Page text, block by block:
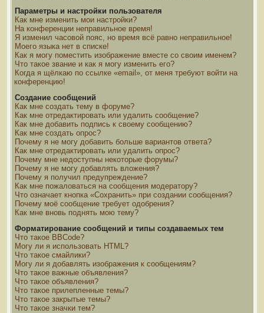
Параметры и настройки пользователя
Как мне изменить мои настройки?
На конференции неправильное время!
Я изменил часовой пояс, но время всё равно неправильное!
Моего языка нет в списке!
Как я могу поместить изображение вместе со своим именем?
Что такое звание и как я могу изменить его?
Когда я щёлкаю по ссылке «email», от меня требуют войти на
конференцию!
Создание сообщений
Как мне создать тему в форуме?
Как мне отредактировать или удалить сообщение?
Как мне добавить подпись к своему сообщению?
Как мне создать опрос?
Почему я не могу добавить больше вариантов ответа?
Как мне отредактировать или удалить опрос?
Почему мне недоступны некоторые форумы?
Почему я не могу добавлять вложения?
Почему я получил предупреждение?
Как мне пожаловаться на сообщения модератору?
Что означает кнопка «Сохранить» при создании сообщения?
Почему моё сообщение требует одобрения?
Как мне вновь поднять мою тему?
Форматирование сообщений и типы создаваемых тем
Что такое BBCode?
Могу ли я использовать HTML?
Что такое смайлики?
Могу ли я добавлять изображения к сообщениям?
Что такое важные объявления?
Что такое объявления?
Что такое прилепленные темы?
Что такое закрытые темы?
Что такое значки тем?